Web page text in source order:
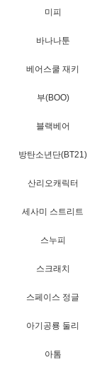
미피
바나나툰
베어스쿨 재키
부(BOO)
블랙베어
방탄소년단(BT21)
산리오캐릭터
세사미 스트리트
스누피
스크래치
스페이스 정글
아기공룡 둘리
아톰